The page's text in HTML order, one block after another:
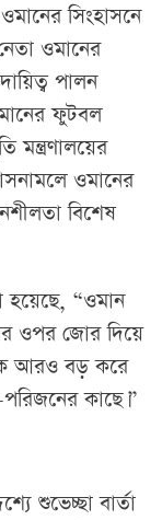
সিংহাসনে
ওমানের
পালন
ফুটবল
মন্ত্রণালয়ের
ওমানের
বিশেষ
হয়েছে, “ওমান
ওপর জোর দিয়ে
আরও বড় করে
কাছে।”
শুভেচ্ছা বার্তা